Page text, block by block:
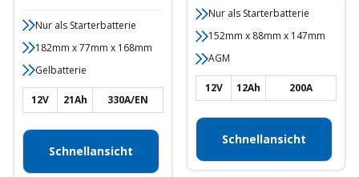
Nur als Starterbatterie
182mm x 77mm x 168mm
Gelbatterie
12V 21Ah 330A/EN
Schnellansicht
Nur als Starterbatterie
152mm x 88mm x 147mm
AGM
12V 12Ah 200A
Schnellansicht